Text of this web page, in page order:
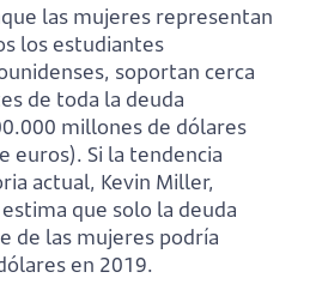
las mujeres representan
los estudiantes
soportan cerca
de toda la deuda
millones de dólares
euros). Si la tendencia
actual, Kevin Miller,
que solo la deuda
de las mujeres podría
en 2019.